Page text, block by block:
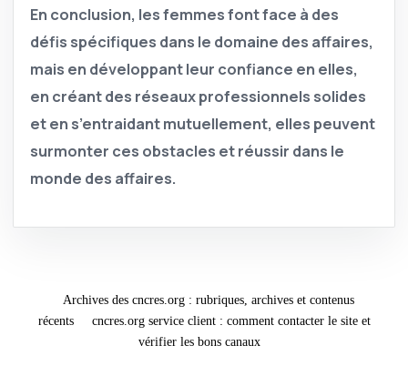
En conclusion, les femmes font face à des
défis spécifiques dans le domaine des affaires,
mais en développant leur confiance en elles,
en créant des réseaux professionnels solides
et en s’entraidant mutuellement, elles peuvent
surmonter ces obstacles et réussir dans le
monde des affaires.
Archives des cncres.org : rubriques, archives et contenus
récents
cncres.org service client : comment contacter le site et
vérifier les bons canaux